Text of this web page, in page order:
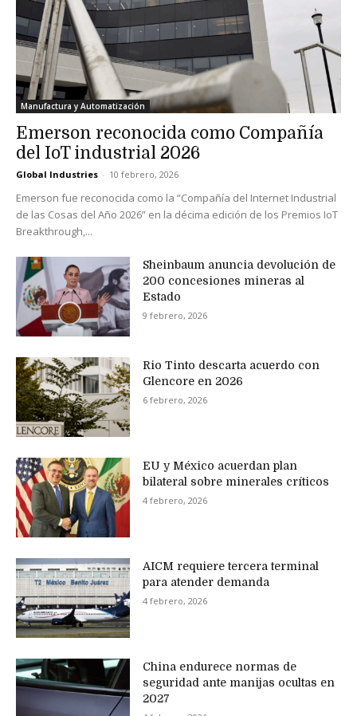
Manufactura y Automatización
Emerson reconocida como Compañía
del IoT industrial 2026
Global Industries - 10 febrero, 2026
Emerson fue reconocida como la “Compañía del Internet Industrial
de las Cosas del Año 2026” en la décima edición de los Premios IoT
Breakthrough,...
Sheinbaum anuncia devolución de
200 concesiones mineras al
Estado
9 febrero, 2026
Rio Tinto descarta acuerdo con
Glencore en 2026
6 febrero, 2026
EU y México acuerdan plan
bilateral sobre minerales críticos
4 febrero, 2026
AICM requiere tercera terminal
para atender demanda
4 febrero, 2026
China endurece normas de
seguridad ante manijas ocultas en
2027